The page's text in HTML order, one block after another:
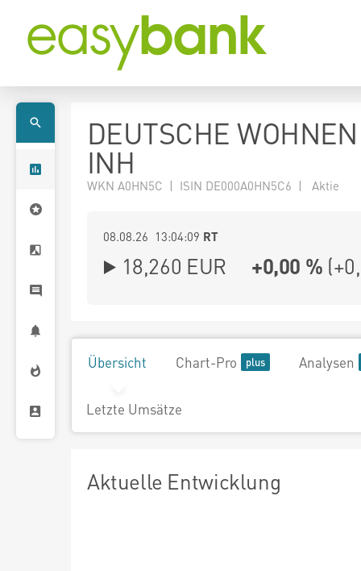
DEUTSCHE
INH
WKN A0HN5C | ISIN DE000A0HN5C6 | Aktie
08.08.26 13:04:09 RT
18,260 EUR +0,00 % (
Übersicht Chart-Pro Analysen
Letzte Umsätze
Aktuelle Entwicklung